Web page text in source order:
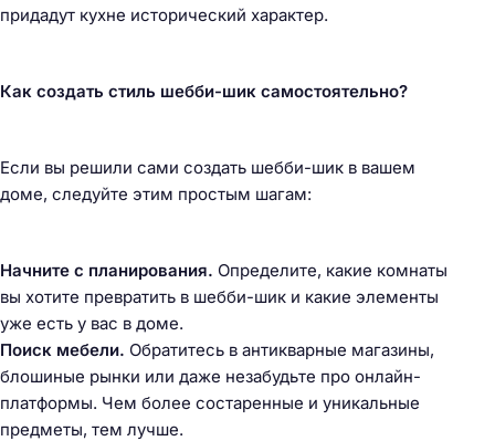
придадут кухне исторический характер.
Как создать стиль шебби-шик самостоятельно?
Если вы решили сами создать шебби-шик в вашем
доме, следуйте этим простым шагам:
Начните с планирования. Определите, какие комнаты
вы хотите превратить в шебби-шик и какие элементы
уже есть у вас в доме.
Поиск мебели. Обратитесь в антикварные магазины,
блошиные рынки или даже незабудьте про онлайн-
платформы. Чем более состаренные и уникальные
предметы, тем лучше.
Н
а
й
т
и